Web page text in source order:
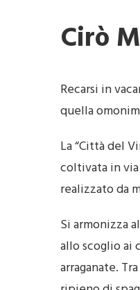
Cirò
Recarsi in
quella
La “Città del
coltivata in
realizzato da
Si armonizza
allo scoglio ai
arraganate.